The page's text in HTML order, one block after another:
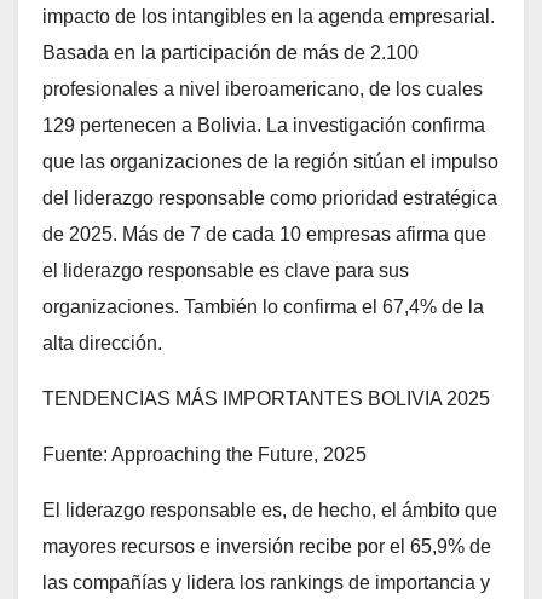
impacto de los intangibles en la agenda empresarial.
Basada en la participación de más de 2.100
profesionales a nivel iberoamericano, de los cuales
129 pertenecen a Bolivia. La investigación confirma
que las organizaciones de la región sitúan el impulso
del liderazgo responsable como prioridad estratégica
de 2025. Más de 7 de cada 10 empresas afirma que
el liderazgo responsable es clave para sus
organizaciones. También lo confirma el 67,4% de la
alta dirección.
TENDENCIAS MÁS IMPORTANTES BOLIVIA 2025
Fuente: Approaching the Future, 2025
El liderazgo responsable es, de hecho, el ámbito que
mayores recursos e inversión recibe por el 65,9% de
las compañías y lidera los rankings de importancia y